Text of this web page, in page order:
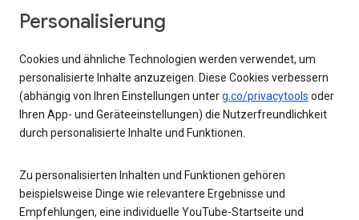
Personalisierung
Cookies und ähnliche Technologien werden verwendet, um
personalisierte Inhalte anzuzeigen. Diese Cookies verbessern
(abhängig von Ihren Einstellungen unterg.co/privacytools oder
Ihren App- und Geräteeinstellungen) die Nutzerfreundlichkeit
durch personalisierte Inhalte und Funktionen.
Zu personalisierten Inhalten und Funktionen gehören
beispielsweise Dinge wie relevantere Ergebnisse und
Empfehlungen, eine individuelle YouTube-Startseite und